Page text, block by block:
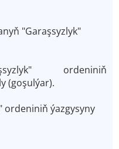
"Garaşsyzlyk"
ordeniniň
(goşulýar).
ordeniniň ýazgysyny